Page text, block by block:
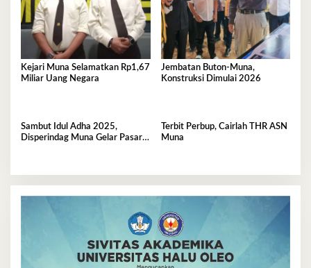
Kejari Muna Selamatkan Rp1,67
Miliar Uang Negara
Jembatan Buton-Muna,
Konstruksi Dimulai 2026
Sambut Idul Adha 2025,
Disperindag Muna Gelar Pasar
Terbit Perbup, Cairlah THR ASN
Muna